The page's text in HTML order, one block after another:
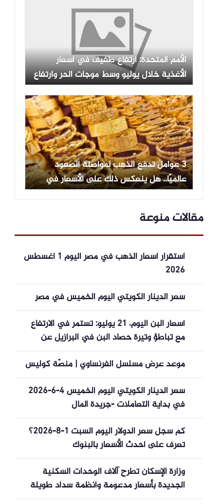
الأمم المتحدة: ارتفاع طفيف في أسعار
الأغذية خلال يوليو وسط موجات الحر وارتفاع
أسعار الطاقة
3 عوامل تدفع الذهب لمواصلة الصعود
عالميًا.. هل ينعكس ذلك على الأسعار في
مصر؟
مقالات منوعة
استقرار أسعار الذهب في مصر اليوم 1 أغسطس
2026
سعر الدينار الكويتي اليوم الخميس في مصر
أسعار البن اليوم، 21 يوليو: تستمر في الارتفاع
مع تباطؤ وتيرة حصاد البن في البرازيل عن
المتوقع.
موعد عرض مسلسل الفرنساوي | منصّة كوليس
سعر الدينار الكويتي اليوم الخميس 4-6-2026
في بداية التعاملات -جريدة المال
كم سجل سعر الدولار اليوم السبت 1-8-2026؟
تعرف على أحدث الأسعار بالبنوك
وزارة الإسكان تطرح آلاف الوحدات السكنية
الجديدة بأسعار مدعومة وأنظمة سداد طويلة